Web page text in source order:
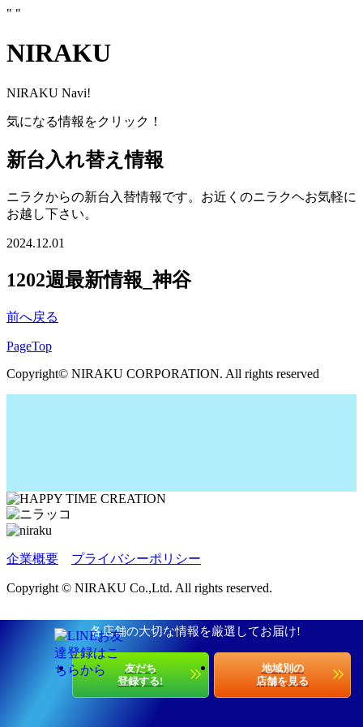
" "
NIRAKU
NIRAKU Navi!
気になる情報をクリック！
新台入れ替え情報
ニラクからの新台入替情報です。お近くのニラクヘお気軽に
お越し下さい。
2024.12.01
1202週最新情報_神谷
前へ戻る
PageTop
Copyright© NIRAKU CORPORATION. All rights reserved
企業概要 プライバシーポリシー
Copyright © NIRAKU Co.,Ltd. All rights reserved.
各店舗の大切な情報を厳選してお届け!
友だち
登録する!
地域別の
店舗を見る